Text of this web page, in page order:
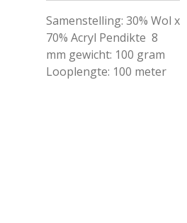
Samenstelling: 30% Wol x
70% Acryl Pendikte 8
mm gewicht: 100 gram
Looplengte: 100 meter